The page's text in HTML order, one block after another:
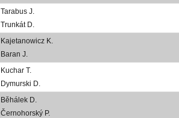
Tarabus J.
Trunkát D.
Kajetanowicz K.
Baran J.
Kuchar T.
Dymurski D.
Běhálek D.
Černohorský P.